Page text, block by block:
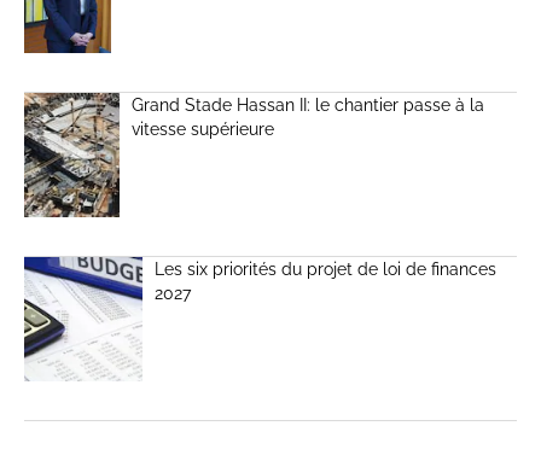
Grand Stade Hassan II: le chantier passe à la
vitesse supérieure
Les six priorités du projet de loi de finances
2027